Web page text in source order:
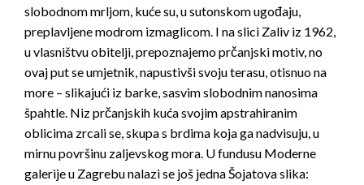
slobodnom mrljom, kuće su, u sutonskom ugođaju,
preplavljene modrom izmaglicom. I na slici Zaliv iz 1962,
u vlasništvu obitelji, prepoznajemo prčanjski motiv, no
ovaj put se umjetnik, napustivši svoju terasu, otisnuo na
more – slikajući iz barke, sasvim slobodnim nanosima
špahtle. Niz prčanjskih kuća svojim apstrahiranim
oblicima zrcali se, skupa s brdima koja ga nadvisuju, u
mirnu površinu zaljevskog mora. U fundusu Moderne
galerije u Zagrebu nalazi se još jedna Šojatova slika: